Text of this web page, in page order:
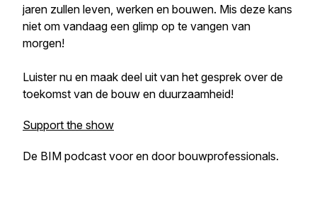
jaren zullen leven, werken en bouwen. Mis deze kans
niet om vandaag een glimp op te vangen van
morgen!
Luister nu en maak deel uit van het gesprek over de
toekomst van de bouw en duurzaamheid!
Support the show
De BIM podcast voor en door bouwprofessionals.